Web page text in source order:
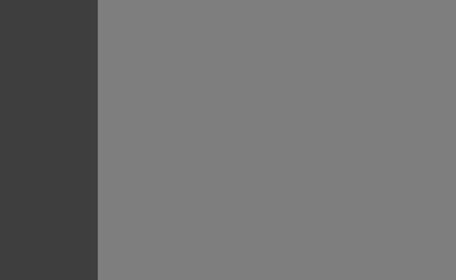
erhältst du
während der
Clever
Clever-